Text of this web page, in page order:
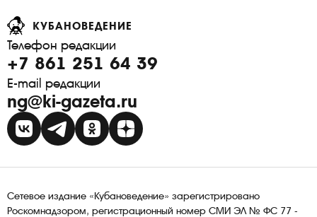
КУБАНОВЕДЕНИЕ
Телефон редакции
+7 861 251 64 39
E-mail редакции
ng@ki-gazeta.ru
Сетевое издание «Кубановедение» зарегистрировано
Роскомнадзором, регистрационный номер СМИ ЭЛ № ФС 77 -